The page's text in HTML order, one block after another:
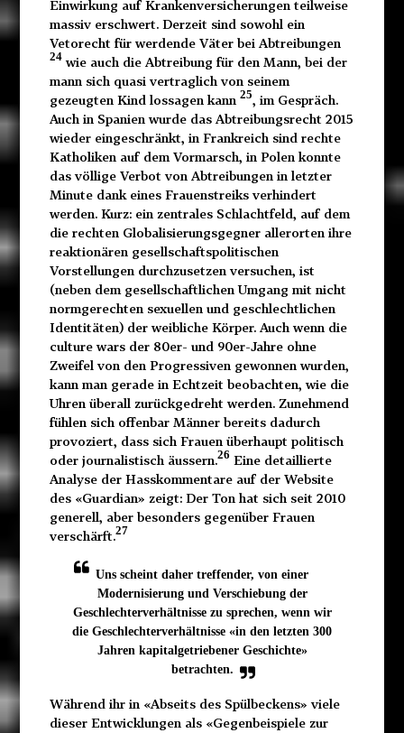
Einwirkung auf Krankenversicherungen teilweise
massiv erschwert. Derzeit sind sowohl ein
Vetorecht für werdende Väter bei Abtreibungen
24wie auch die Abtreibung für den Mann, bei der
mann sich quasi vertraglich von seinem
gezeugten Kind lossagen kann 25, im Gespräch.
Auch in Spanien wurde das Abtreibungsrecht 2015
wieder eingeschränkt, in Frankreich sind rechte
Katholiken auf dem Vormarsch, in Polen konnte
das völlige Verbot von Abtreibungen in letzter
Minute dank eines Frauenstreiks verhindert
werden. Kurz: ein zentrales Schlachtfeld, auf dem
die rechten Globalisierungsgegner allerorten ihre
reaktionären gesellschaftspolitischen
Vorstellungen durchzusetzen versuchen, ist
(neben dem gesellschaftlichen Umgang mit nicht
normgerechten sexuellen und geschlechtlichen
Identitäten) der weibliche Körper. Auch wenn die
culture wars der 80er- und 90er-Jahre ohne
Zweifel von den Progressiven gewonnen wurden,
kann man gerade in Echtzeit beobachten, wie die
Uhren überall zurückgedreht werden. Zunehmend
fühlen sich offenbar Männer bereits dadurch
provoziert, dass sich Frauen überhaupt politisch
oder journalistisch äussern.26 Eine detaillierte
Analyse der Hasskommentare auf der Website
des «Guardian» zeigt: Der Ton hat sich seit 2010
generell, aber besonders gegenüber Frauen
verschärft.27
Uns scheint daher treffender, von einer
Modernisierung und Verschiebung der
Geschlechterverhältnisse zu sprechen, wenn wir
die Geschlechterverhältnisse «in den letzten 300
Jahren kapitalgetriebener Geschichte»
betrachten.
Während ihr in «Abseits des Spülbeckens» viele
dieser Entwicklungen als «Gegenbeispiele zur